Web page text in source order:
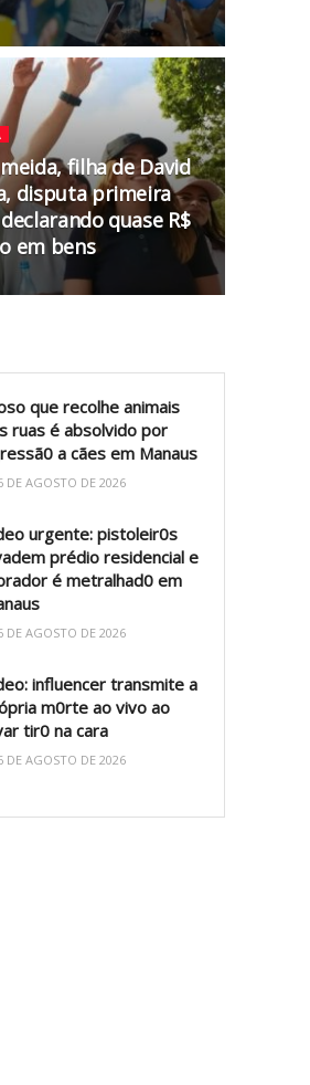
filha de David
disputa primeira
quase R$
em bens
que recolhe animais
ruas é absolvido por
a cães em Manaus
DE AGOSTO DE 2026
urgente: pistoleir0s
prédio residencial e
é metralhad0 em
DE AGOSTO DE 2026
influencer transmite a
m0rte ao vivo ao
tir0 na cara
DE AGOSTO DE 2026